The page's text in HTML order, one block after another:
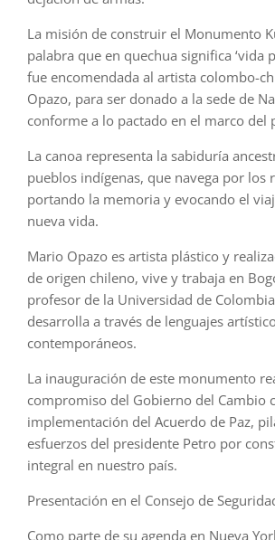
La misión de construir el Monumento
palabra que en quechua significa ‘vida
fue encomendada al artista colombo-
Opazo, para ser donado a la sede de
conforme a lo pactado en el marco del
La canoa representa la sabiduría
pueblos indígenas, que navega por los
portando la memoria y evocando el
nueva vida.
Mario Opazo es artista plástico y
de origen chileno, vive y trabaja en
profesor de la Universidad de
desarrolla a través de lenguajes
contemporáneos.
La inauguración de este monumento
compromiso del Gobierno del Cambio
implementación del Acuerdo de Paz,
esfuerzos del presidente Petro por
integral en nuestro país.
Presentación en el Consejo de
Como parte de su agenda en Nueva